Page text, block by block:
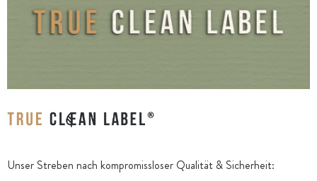
Unser Streben nach kompromissloser Qualität & Sicherheit: